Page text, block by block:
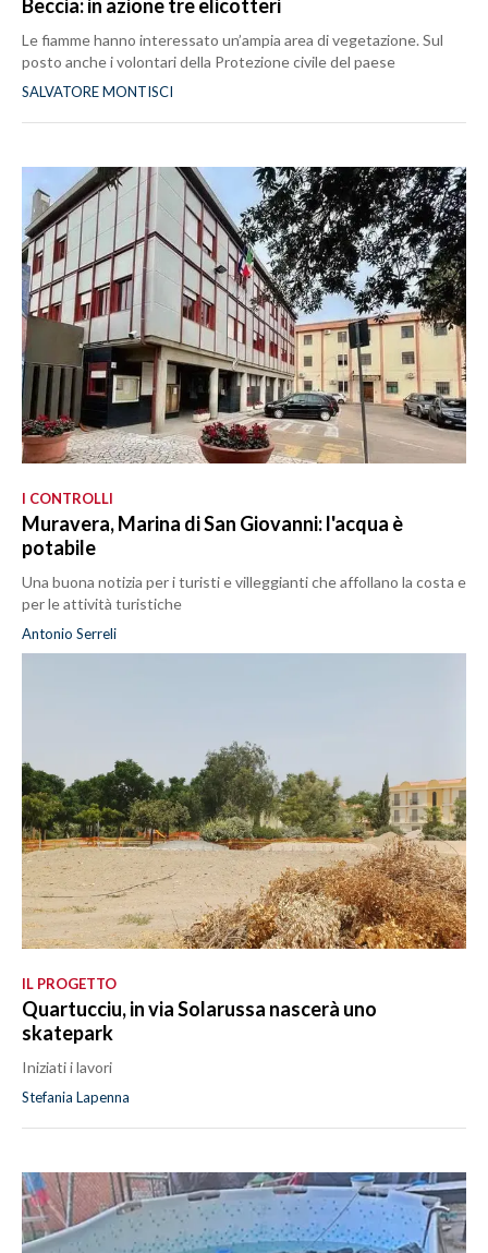
Beccia: in azione tre elicotteri
Le fiamme hanno interessato un’ampia area di vegetazione. Sul
posto anche i volontari della Protezione civile del paese
SALVATORE MONTISCI
I CONTROLLI
Muravera, Marina di San Giovanni: l'acqua è
potabile
Una buona notizia per i turisti e villeggianti che affollano la costa e
per le attività turistiche
Antonio Serreli
IL PROGETTO
Quartucciu, in via Solarussa nascerà uno
skatepark
Iniziati i lavori
Stefania Lapenna